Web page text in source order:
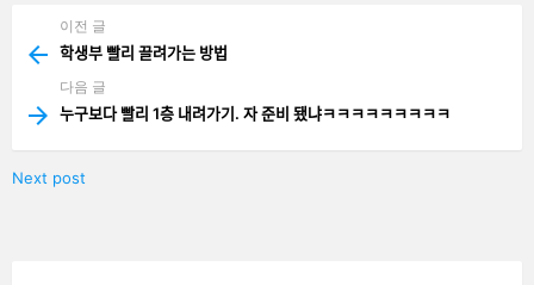
more
이전 글
학생부 빨리 끌려가는 방법
다음 글
누구보다 빨리 1층 내려가기. 자 준비 됐냐ㅋㅋㅋㅋㅋㅋㅋㅋㅋ
Next post